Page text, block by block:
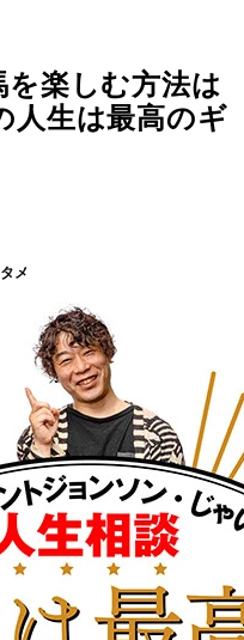
楽しむ方法は
人生は最高のギ
メ